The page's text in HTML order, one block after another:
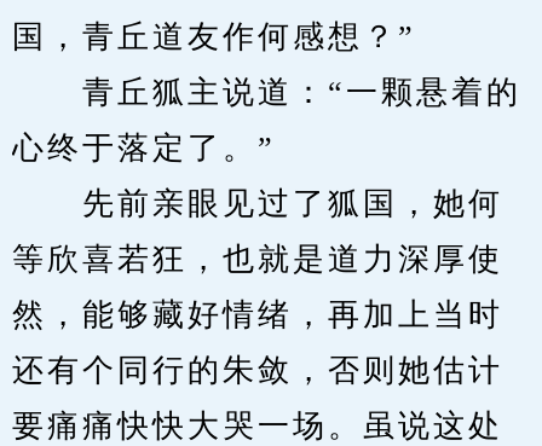
国，青丘道友作何感想？”
青丘狐主说道：“一颗悬着的
心终于落定了。”
先前亲眼见过了狐国，她何
等欣喜若狂，也就是道力深厚使
然，能够藏好情绪，再加上当时
还有个同行的朱敛，否则她估计
要痛痛快快大哭一场。虽说这处